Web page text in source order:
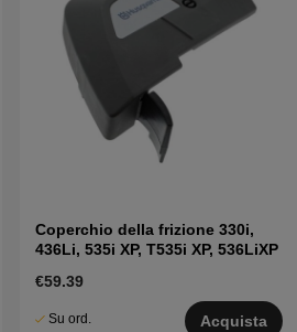
Coperchio della frizione 330i,
436Li, 535i XP, T535i XP, 536LiXP
€59.39
Su ord.
Acquista